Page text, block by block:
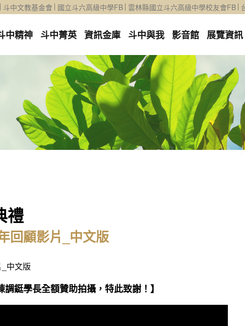
斗中文教基金會 國立斗六高級中學FB 雲林縣國立斗六高級中學校友會FB
中精神 斗中菁英 資訊金庫 斗中與我 影音館 展覽資訊
禮
回顧影片_中文版
中文版
調鋌學長全額贊助拍攝，特此致謝！】